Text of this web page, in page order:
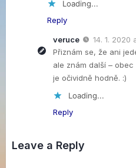
Loading...
Reply
veruce
14. 1. 2020
Přiznám se, že ani
ale znám další – obec
je očividně hodně. :)
Loading...
Reply
Leave a Reply